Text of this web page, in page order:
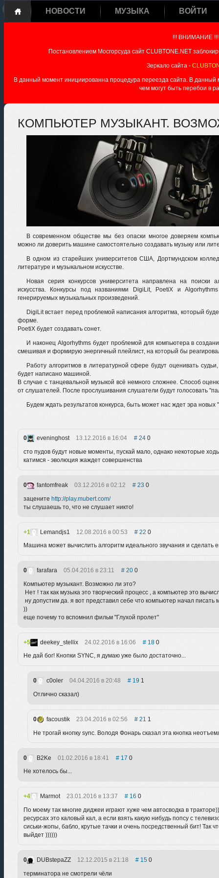
НОВОСТИ МУЗЫКА ВОЙТИ
!!! ВНИМАНИЕ !!!
Постановлением Мосгорсуда сайт CLUBTONE.NET
Зеркало сайта -
В данный момент инициированна процедура переезда сайта. В данный
чем могут быть перебои в
КОМПЬЮТЕР МУЗЫКАНТ.
В современном обществе мы без опаски многое доверяем
можно ли доверить машине самостоятельно создавать музыку или
В одном из старейших университетов США, Дортмундском
литературе и музыкальном искусстве.
Новая серия конкурсов университета направлена на поиски
искусства. Конкурсы под названиями DigiLit, PoetiX и
генерируемых музыкальных произведений.
DigiLit встает перед проблемой написания алгоритма, который
форме.
PoetiX будет создавать сонет.
И наконец Algorhythms будет проблемой для компьютера в
смешивая и формирую энергичный плейлист, на который бы
Работу алгоритмов в литературной сфере будут оценивать
будет написано машиной.
В случае с танцевальной музыкой всё немного сложнее. Способ
от слушателей. После прослушивания слушатели будут голосовать
Будем ждать результатов конкурса, быть может нас ждет эра новых
0 eveninghost 13.12.2016 в 16:04 240
сто пудов будут новые моменты, пускай мало, однако некоторые
катимся - эволюция жаждет совершенства
0 fantomfreak 03.12.2016 в 02:12 23 0
зацените http://play.mubert.com/
ты слушаешь то, что не слушает никто!
1 Lemandjs1 12.08.2016 в 00:53 22 0
Машина может вычислить алгоритм идеального звучания и сделать
0 farafara 05.04.2016 в 23:11 200
Компьютер музыкант. Возможно ли это?
Нет ! так как музыка это творческий процесс , а компьютер это
ну допустим да. я вот представил себе что компьютер начал
))
еще почему то вспомнил фильм "Глухой пролет"
5 deekey_stellix 24.02.2016 в 16:06 180
Не дай бог! Кнопки SYNC, я думаю уже было достаточно...
0 c0oler 04.04.2016 в 20:48 19 1
Отлично сказал)
0 facoustik 23.04.2016 в 02:56 21 1
Не трогай кнопку sync. Володя Фонарь сказал эта кнопка
0 B2Ke 01.02.2016 в 18:41 17 0
Не хотелось бы...
4 Marmot 23.01.2016 в 13:37 16 0
По моему так многие диджеи играют хуже чем автосводка в
ресурсах это каловый кал, а если взять какую нибудь попсу с
сиськи-жопы, бабло, крутые тачки и очень посредственный бит! Так
выйдет ))))))
0 DUBstepaZZ 12.12.2015 в 21:18 150
терминатора не смотрели чёли